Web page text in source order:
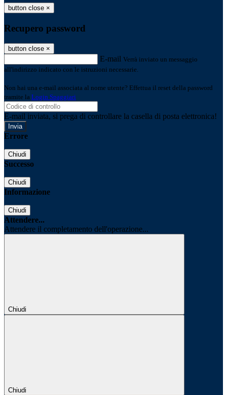
button close ×
Recupero password
button close ×
E-mail Verrà inviato un messaggio
all'indirizzo indicato con le istruzioni necessarie.
Non hai una e-mail associata al nome utente? Effettua il reset della password
tramite la Login Spaggiari
E-mail inviata, si prega di controllare la casella di posta elettronica!
Errore
Chiudi
Successo
Chiudi
Informazione
Chiudi
Attendere...
Attendere il completamento dell'operazione...
Chiudi
Chiudi